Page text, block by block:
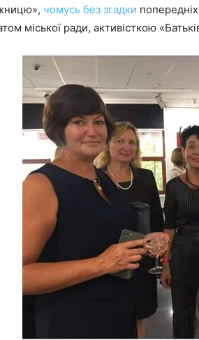
чомусь без згадки
міської ради, активісткою